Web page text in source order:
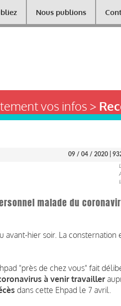
Nous publions
vos infos >
09 / 04 / 2020 |
malade du
avant-hier soir. La
"près de chez vous" fait
à venir travailler
dans cette Ehpad le 7 avril.